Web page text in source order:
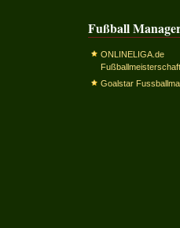
Fußball
Fußballmeisterschaft
Goalstar